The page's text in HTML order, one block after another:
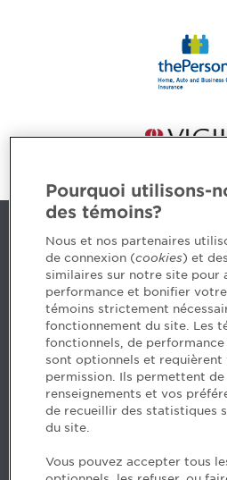
Contact us
5, Place Ville Marie, bureau
H3B 2G2
www.cpaquebec.ca
Questions? Ask our team >
Want to make the Order a
our job offers >
Facebook - Devenir CPA
Pourquoi utilisons-
des témoins?
Nous et nos partenaires
de connexion (cookies) et
similaires sur notre site pour
performance et bonifier
témoins strictement
fonctionnement du site. Les
fonctionnels, de
sont optionnels et requièrent
permission. Ils permettent
renseignements et vos
de recueillir des statistiques
du site.
Vous pouvez accepter tous